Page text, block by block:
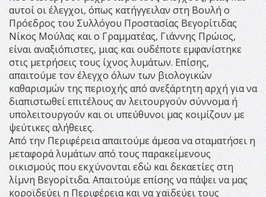
αυτοί οι έλεγχοι, όπως κατήγγειλαν στη Βουλή ο
Πρόεδρος του Συλλόγου Προστασίας Βεγορίτιδας
Νίκος Μούλας και ο Γραμματέας, Γιάννης Πρώιος,
είναι αναξιόπιστες, μιας και ουδέποτε εμφανίστηκε
στις μετρήσεις τους ίχνος λυμάτων. Επίσης,
απαιτούμε τον έλεγχο όλων των βιολογικών
καθαρισμών της περιοχής από ανεξάρτητη αρχή για να
διαπιστωθεί επιτέλους αν λειτουργούν σύννομα ή
υπολειτουργούν και οι υπεύθυνοι μας κοιμίζουν με
ψεύτικες αλήθειες.
Από την Περιφέρεια απαιτούμε άμεσα να σταματήσει η
μεταφορά λυμάτων από τους παρακείμενους
οικισμούς που εκχύνονται εδώ και δεκαετίες στη
λίμνη Βεγορίτιδα. Απαιτούμε επίσης να πάψει να μας
κοροϊδεύει η Περιφέρεια και να χαϊδεύει τους